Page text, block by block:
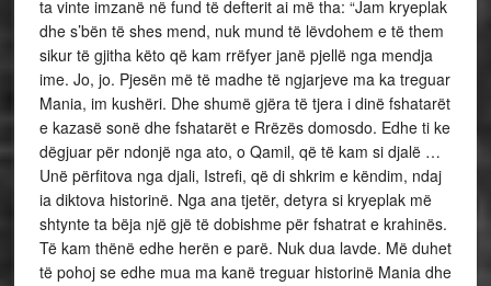
ta vinte imzanë në fund të defterit ai më tha: “Jam kryeplak
dhe s’bën të shes mend, nuk mund të lëvdohem e të them
sikur të gjitha këto që kam rrëfyer janë pjellë nga mendja
ime. Jo, jo. Pjesën më të madhe të ngjarjeve ma ka treguar
Mania, im kushëri. Dhe shumë gjëra të tjera i dinë fshatarët
e kazasë sonë dhe fshatarët e Rrëzës domosdo. Edhe ti ke
dëgjuar për ndonjë nga ato, o Qamil, që të kam si djalë …
Unë përfitova nga djali, Istrefi, që di shkrim e këndim, ndaj
ia diktova historinë. Nga ana tjetër, detyra si kryeplak më
shtynte ta bëja një gjë të dobishme për fshatrat e krahinës.
Të kam thënë edhe herën e parë. Nuk dua lavde. Më duhet
të pohoj se edhe mua ma kanë treguar historinë Mania dhe